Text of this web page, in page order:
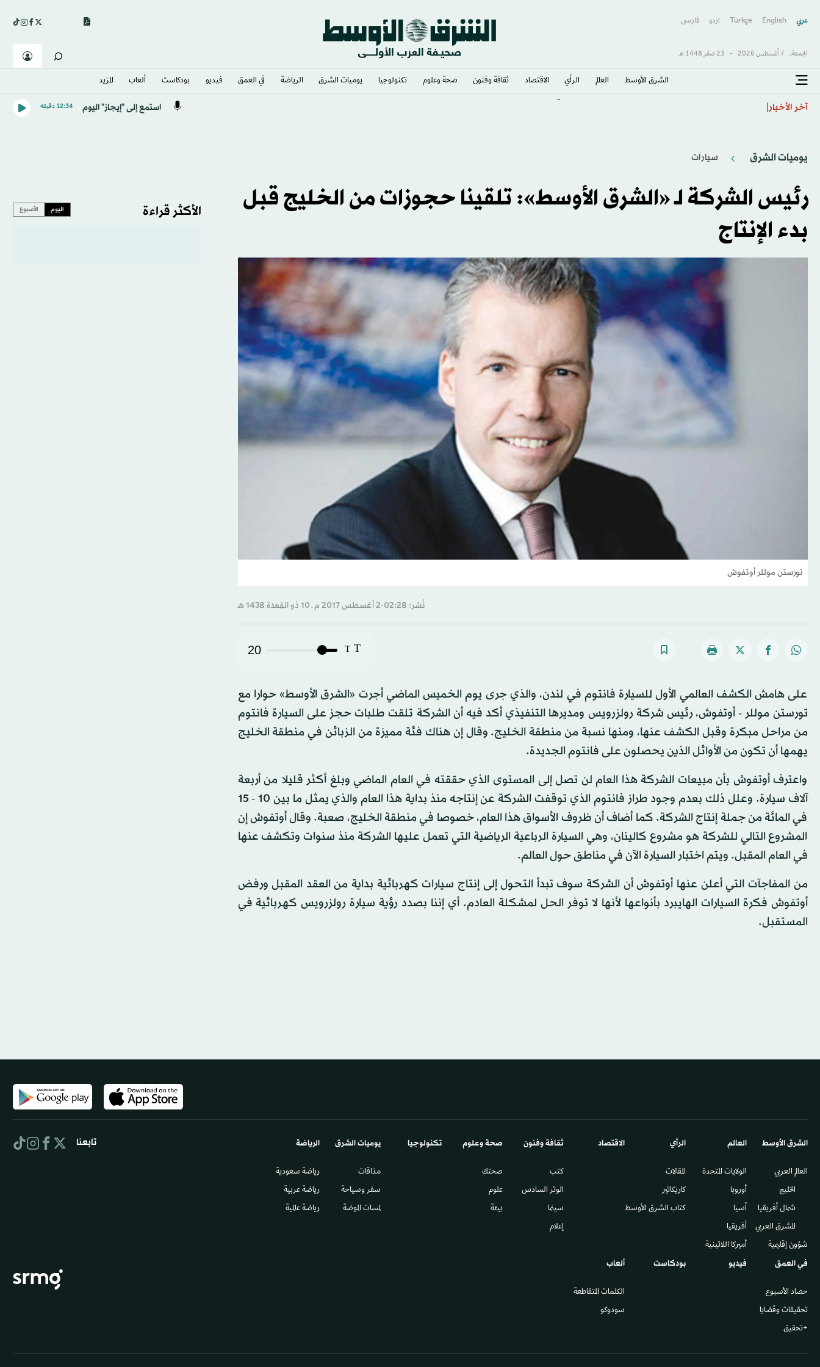
عربي English
Türkçe اردو فارسى
الجمعة, 7 أغسطس 2026 - 23 صفَر 1448 هـ
الشرق الأوسط​ العالم الرأي الاقتصاد ثقافة وفنون صحة وعلوم تكنولوجيا يوميات الشرق​ الرياضة في العمق فيديو بودكاست ألعاب المزيد
آخر الأخبار استمع إلى "إيجاز" اليوم 12:34 دقيقه
يوميات الشرق سيارات
رئيس الشركة لـ «الشرق الأوسط»: تلقينا حجوزات من الخليج قبل
بدء الإنتاج
تورستن موللر أوتفوش
نُشر: 02:28-2 أغسطس 2017 م ـ 10 ذو القِعدة 1438 هـ
T
T
20
على هامش الكشف العالمي الأول للسيارة فانتوم في لندن، والذي جرى يوم الخميس الماضي أجرت «الشرق الأوسط» حوارا مع
تورستن موللر - أوتفوش، رئيس شركة رولزرويس ومديرها التنفيذي أكد فيه أن الشركة تلقت طلبات حجز على السيارة فانتوم
من مراحل مبكرة وقبل الكشف عنها، ومنها نسبة من منطقة الخليج. وقال إن هناك فئة مميزة من الزبائن في منطقة الخليج
يهمها أن تكون من الأوائل الذين يحصلون على فانتوم الجديدة.
واعترف أوتفوش بأن مبيعات الشركة هذا العام لن تصل إلى المستوى الذي حققته في العام الماضي وبلغ أكثر قليلا من أربعة
آلاف سيارة. وعلل ذلك بعدم وجود طراز فانتوم الذي توقفت الشركة عن إنتاجه منذ بداية هذا العام والذي يمثل ما بين 10 - 15
في المائة من جملة إنتاج الشركة. كما أضاف أن ظروف الأسواق هذا العام، خصوصا في منطقة الخليج، صعبة. وقال أوتفوش إن
المشروع التالي للشركة هو مشروع كالينان، وهي السيارة الرباعية الرياضية التي تعمل عليها الشركة منذ سنوات وتكشف عنها
في العام المقبل. ويتم اختبار السيارة الآن في مناطق حول العالم.
من المفاجآت التي أعلن عنها أوتفوش أن الشركة سوف تبدأ التحول إلى إنتاج سيارات كهربائية بداية من العقد المقبل ورفض
أوتفوش فكرة السيارات الهايبرد بأنواعها لأنها لا توفر الحل لمشكلة العادم. أي إننا بصدد رؤية سيارة رولزرويس كهربائية في
المستقبل.
الأكثر قراءة اليوم الأسبوع
الشرق الأوسط​
العالم العربي
الخليج
شمال أفريقيا
المشرق العربي
شؤون إقليمية
العالم
الولايات المتحدة
أوروبا
آسيا
أفريقيا
أميركا اللاتينية
الرأي
المقالات
كاريكاتير
كتاب الشرق الأوسط
الاقتصاد ثقافة وفنون
كتب
الوتر السادس​
سينما
إعلام
صحة وعلوم
صحتك
علوم
بيئة
تكنولوجيا يوميات الشرق​
مذاقات
سفر وسياحة
لمسات الموضة
الرياضة
رياضة سعودية
رياضة عربية
رياضة عالمية
في العمق
حصاد الأسبوع
تحقيقات وقضايا
+تحقيق
فيديو بودكاست ألعاب
الكلمات المتقاطعة
سودوكو
تابعنا